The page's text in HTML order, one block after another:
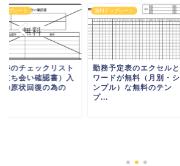
ンプレート
時のチェックリスト
立ち会い確認書）入
の原状回復の為の
無料テンプレート
勤務予定表のエクセルと
ワードが無料（月別・シ
ンプル）な無料のテン
プ...